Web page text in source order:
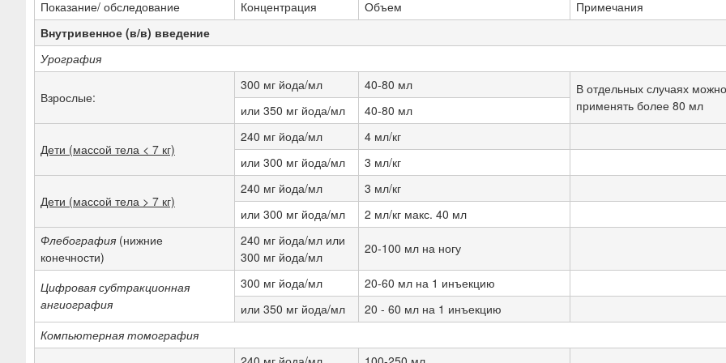
Показание/ обследование Концентрация Объем
Примечания
Внутривенное (в/в) введение
Урография
Взрослые:
300 мг йода/мл 40-80 мл
В отдельных случаях можно
применять более 80 мл
или 350 мг йода/мл 40-80 мл
Дети (массой тела < 7 кг)
240 мг йода/мл
4 мл/кг
или 300 мг йода/мл
3 мл/кг
Дети (массой тела > 7 кг)
240 мг йода/мл
3 мл/кг
или 300 мг йода/мл
2 мл/кг макс. 40 мл
Флебография (нижние
конечности)
240 мг йода/мл или
300 мг йода/мл
20-100 мл на ногу
Цифровая субтракционная
ангиография
300 мг йода/мл
20-60 мл на 1 инъекцию
или 350 мг йода/мл
20 - 60 мл на 1 инъекцию
Компьютерная томография